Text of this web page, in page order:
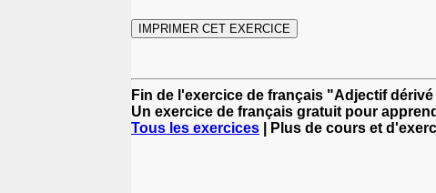
Fin de l'exercice de français "Adjectif
Un exercice de français gratuit pour
Tous les exercices | Plus de cours et